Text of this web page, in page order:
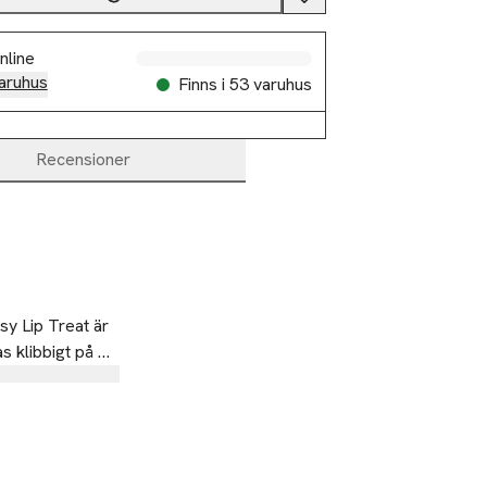
Finns i 53 varuhus
Recensioner
Lip Treat är
klibbigt på
för en
av jojoba-